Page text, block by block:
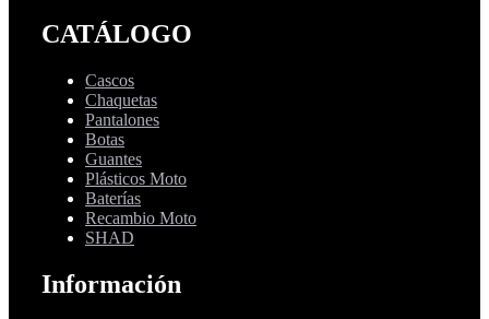
CATÁLOGO
Cascos
Chaquetas
Pantalones
Botas
Guantes
Plásticos Moto
Baterías
Recambio Moto
SHAD
Información